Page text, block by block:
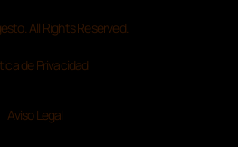
All Rights Reserved.
de Privacidad
Aviso Legal